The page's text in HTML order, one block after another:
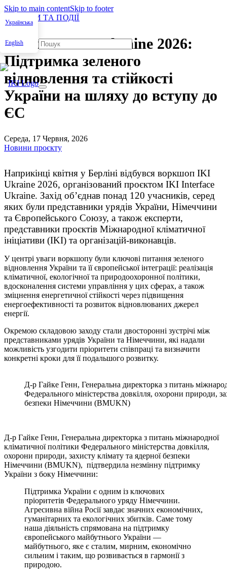
Skip to main contentSkip to footer
Українська
English
НОВИНИ ТА ПОДІЇ
Воркшоп IKI Ukraine 2026:
Підтримка зеленого
відновлення та стійкості
України на шляху до вступу до
ЄС
Середа, 17 Червня, 2026
Новини проєкту
Наприкінці квітня у Берліні відбувся воркшоп IKI
Ukraine 2026, організований проєктом IKI Inter­face
Ukraine. Захід об’єднав понад 120 учасників, серед
яких були представники урядів України, Німеччини
та Європейського Союзу, а також експерти,
представники проєктів Міжнародної кліматичної
ініціативи (IKI) та організацій-виконавців.
У центрі уваги воркшопу були ключові питання зеленого
відновлення України та її європейської інтеграції: реалізація
кліматичної, екологічної та природоохоронної політики,
вдосконалення системи управління у цих сферах, а також
зміцнення енергетичної стійкості через підвищення
енергоефективності та розвиток відновлюваних джерел
енергії.
Окремою складовою заходу стали двосторонні зустрічі між
представниками урядів України та Німеччини, які надали
можливість узгодити пріоритети співпраці та визначити
конкретні кроки для її подальшого розвитку.
Д‑р Гайке Генн, Генеральна директорка з питань
Федерального міністерства довкілля, охорони природи,
безпеки Німеччини (BMUKN)
Д‑р Гайке Генн, Генеральна директорка з питань міжнародної
кліматичної політики Федерального міністерства довкілля,
охорони природи, захисту клімату та ядерної безпеки
Німеччини (BMUKN), підтвердила незмінну підтримку
України з боку Німеччини:
Підтримка України є одним із ключових
пріоритетів Федерального уряду Німеччини.
Агресивна війна Росії завдає значних економічних,
гуманітарних та екологічних збитків. Саме тому
наша діяльність спрямована на підтримку
європейського майбутнього України —
майбутнього, яке є сталим, мирним, економічно
сильним і таким, що розвивається в гармонії з
природою.